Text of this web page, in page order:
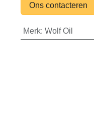
Ons contacteren
Merk: Wolf Oil